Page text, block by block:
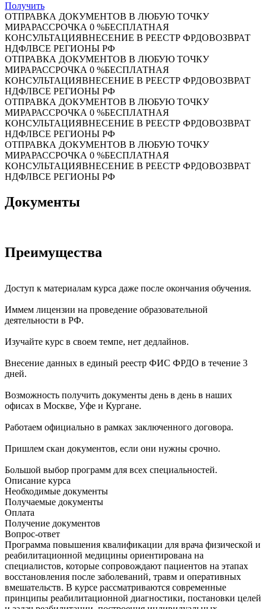
Получить
ОТПРАВКА ДОКУМЕНТОВ В ЛЮБУЮ ТОЧКУ
МИРАРАССРОЧКА 0 %БЕСПЛАТНАЯ
КОНСУЛЬТАЦИЯВНЕСЕНИЕ В РЕЕСТР ФРДОВОЗВРАТ
НДФЛВСЕ РЕГИОНЫ РФ
ОТПРАВКА ДОКУМЕНТОВ В ЛЮБУЮ ТОЧКУ
МИРАРАССРОЧКА 0 %БЕСПЛАТНАЯ
КОНСУЛЬТАЦИЯВНЕСЕНИЕ В РЕЕСТР ФРДОВОЗВРАТ
НДФЛВСЕ РЕГИОНЫ РФ
ОТПРАВКА ДОКУМЕНТОВ В ЛЮБУЮ ТОЧКУ
МИРАРАССРОЧКА 0 %БЕСПЛАТНАЯ
КОНСУЛЬТАЦИЯВНЕСЕНИЕ В РЕЕСТР ФРДОВОЗВРАТ
НДФЛВСЕ РЕГИОНЫ РФ
ОТПРАВКА ДОКУМЕНТОВ В ЛЮБУЮ ТОЧКУ
МИРАРАССРОЧКА 0 %БЕСПЛАТНАЯ
КОНСУЛЬТАЦИЯВНЕСЕНИЕ В РЕЕСТР ФРДОВОЗВРАТ
НДФЛВСЕ РЕГИОНЫ РФ
Документы
Преимущества
Доступ к материалам курса даже после окончания обучения.
Иммем лицензии на проведение образовательной
деятельности в РФ.
Изучайте курс в своем темпе, нет дедлайнов.
Внесение данных в единый реестр ФИС ФРДО в течение 3
дней.
Возможность получить документы день в день в наших
офисах в Москве, Уфе и Кургане.
Работаем официально в рамках заключенного договора.
Пришлем скан документов, если они нужны срочно.
Большой выбор программ для всех специальностей.
Описание курса
Необходимые документы
Получаемые документы
Оплата
Получение документов
Вопрос-ответ
Программа повышения квалификации для врача физической и
реабилитационной медицины ориентирована на
специалистов, которые сопровождают пациентов на этапах
восстановления после заболеваний, травм и оперативных
вмешательств. В курсе рассматриваются современные
принципы реабилитационной диагностики, постановки целей